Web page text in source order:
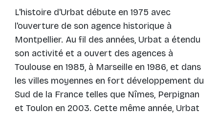
L'histoire d'Urbat débute en 1975 avec
l'ouverture de son agence historique à
Montpellier. Au fil des années, Urbat a étendu
son activité et a ouvert des agences à
Toulouse en 1985, à Marseille en 1986, et dans
les villes moyennes en fort développement du
Sud de la France telles que Nîmes, Perpignan
et Toulon en 2003. Cette même année, Urbat